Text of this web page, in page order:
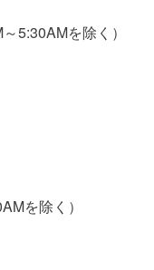
5:30AMを除く）
を除く）